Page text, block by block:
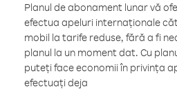
Planul de abonament lunar vă
efectua apeluri internaționale
mobil la tarife reduse, fără a fi
planul la un moment dat. Cu
puteți face economii în privința
efectuați deja